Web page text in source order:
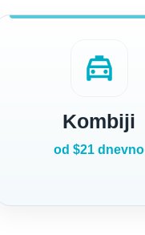
local_taxi
Kombiji
od $21 dnevno